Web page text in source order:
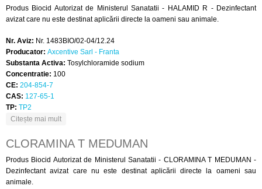
Produs Biocid Autorizat de Ministerul Sanatatii - HALAMID R - Dezinfectant
avizat care nu este destinat aplicării directe la oameni sau animale.
Nr. Aviz: Nr. 1483BIO/02-04/12.24
Producator: Axcentive Sarl - Franta
Substanta Activa: Tosylchloramide sodium
Concentratie: 100
CE: 204-854-7
CAS: 127-65-1
TP: TP2
Citește mai mult
CLORAMINA T MEDUMAN
Produs Biocid Autorizat de Ministerul Sanatatii - CLORAMINA T MEDUMAN -
Dezinfectant avizat care nu este destinat aplicării directe la oameni sau
animale.